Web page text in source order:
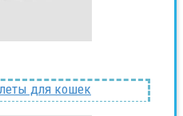
для кошек